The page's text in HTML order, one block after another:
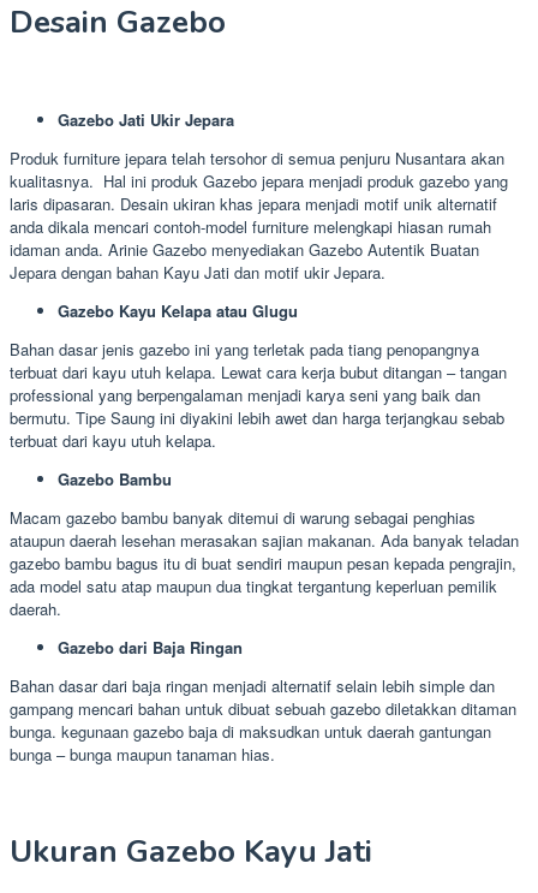
Desain Gazebo
Gazebo Jati Ukir Jepara
Produk furniture jepara telah tersohor di semua penjuru Nusantara akan
kualitasnya. Hal ini produk Gazebo jepara menjadi produk gazebo yang
laris dipasaran. Desain ukiran khas jepara menjadi motif unik alternatif
anda dikala mencari contoh-model furniture melengkapi hiasan rumah
idaman anda. Arinie Gazebo menyediakan Gazebo Autentik Buatan
Jepara dengan bahan Kayu Jati dan motif ukir Jepara.
Gazebo Kayu Kelapa atau Glugu
Bahan dasar jenis gazebo ini yang terletak pada tiang penopangnya
terbuat dari kayu utuh kelapa. Lewat cara kerja bubut ditangan – tangan
professional yang berpengalaman menjadi karya seni yang baik dan
bermutu. Tipe Saung ini diyakini lebih awet dan harga terjangkau sebab
terbuat dari kayu utuh kelapa.
Gazebo Bambu
Macam gazebo bambu banyak ditemui di warung sebagai penghias
ataupun daerah lesehan merasakan sajian makanan. Ada banyak teladan
gazebo bambu bagus itu di buat sendiri maupun pesan kepada pengrajin,
ada model satu atap maupun dua tingkat tergantung keperluan pemilik
daerah.
Gazebo dari Baja Ringan
Bahan dasar dari baja ringan menjadi alternatif selain lebih simple dan
gampang mencari bahan untuk dibuat sebuah gazebo diletakkan ditaman
bunga. kegunaan gazebo baja di maksudkan untuk daerah gantungan
bunga – bunga maupun tanaman hias.
Ukuran Gazebo Kayu Jati